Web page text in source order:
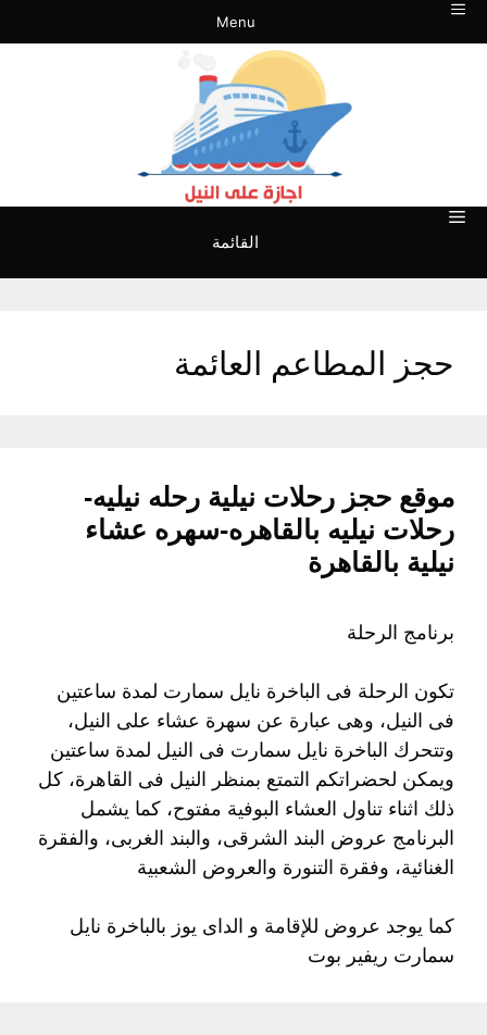
انتقل
إلى
Menu
القائمة
حجز المطاعم العائمة
موقع حجز رحلات نيلية رحله نيليه-
رحلات نيليه بالقاهره-سهره عشاء
نيلية بالقاهرة
برنامج الرحلة
تكون الرحلة فى الباخرة نايل سمارت لمدة ساعتين
فى النيل، وهى عبارة عن سهرة عشاء على النيل،
وتتحرك الباخرة نايل سمارت فى النيل لمدة ساعتين
ويمكن لحضراتكم التمتع بمنظر النيل فى القاهرة، كل
ذلك اثناء تناول العشاء البوفية مفتوح، كما يشمل
البرنامج عروض البند الشرقى، والبند الغربى، والفقرة
الغنائية، وفقرة التنورة والعروض الشعبية
كما يوجد عروض للإقامة و الداى يوز بالباخرة نايل
سمارت ريفير بوت